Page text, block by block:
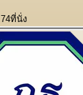
74ที่นั่ง